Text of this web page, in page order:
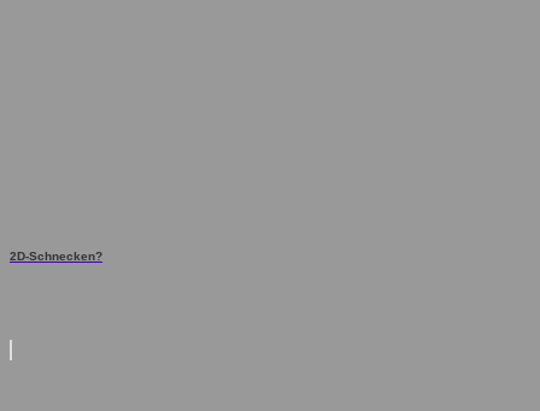
2D-Schnecken?